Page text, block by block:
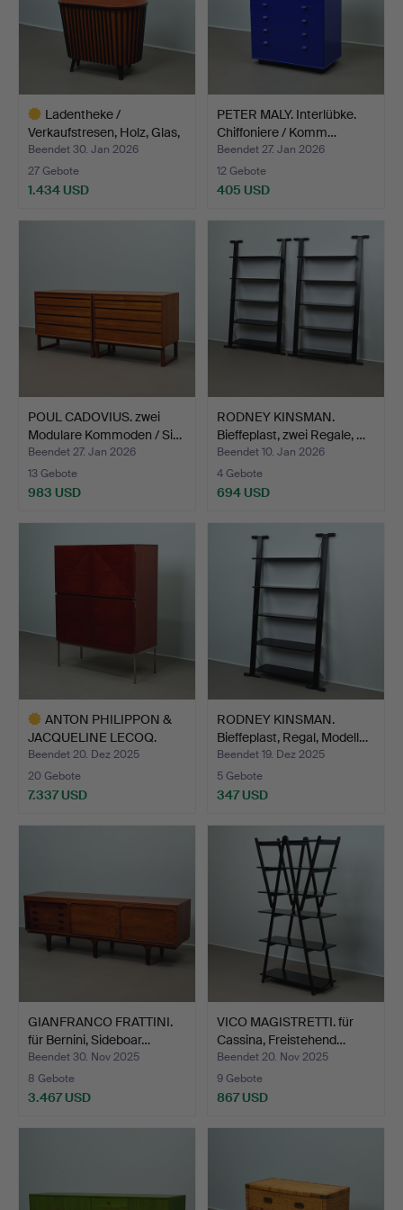
Ladentheke /
Verkaufstresen, Holz, Glas,
1…
Beendet 30. Jan 2026
27 Gebote
1.434 USD
PETER MALY. Interlübke.
Chiffoniere / Komm…
Beendet 27. Jan 2026
12 Gebote
405 USD
POUL CADOVIUS. zwei
Modulare Kommoden / Si…
Beendet 27. Jan 2026
13 Gebote
983 USD
RODNEY KINSMAN.
Bieffeplast, zwei Regale, …
Beendet 10. Jan 2026
4 Gebote
694 USD
ANTON PHILIPPON &
JACQUELINE LECOQ.
Pointe…
Beendet 20. Dez 2025
20 Gebote
7.337 USD
RODNEY KINSMAN.
Bieffeplast, Regal, Modell…
Beendet 19. Dez 2025
5 Gebote
347 USD
GIANFRANCO FRATTINI.
für Bernini, Sideboar…
Beendet 30. Nov 2025
8 Gebote
3.467 USD
VICO MAGISTRETTI. für
Cassina, Freistehend…
Beendet 20. Nov 2025
9 Gebote
867 USD